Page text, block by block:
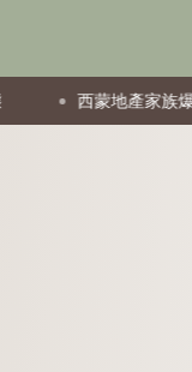
族爆經營權爭議 創辦